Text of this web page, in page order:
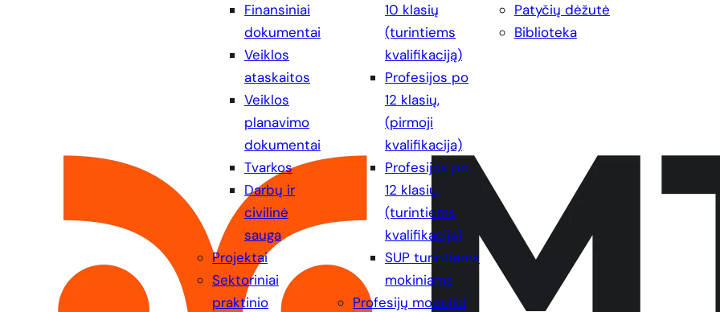
Finansiniai
dokumentai
Veiklos
ataskaitos
Veiklos
planavimo
dokumentai
Tvarkos
Darbų ir
civilinė
sauga
Projektai
Sektoriniai
praktinio
10 klasių
(turintiems
kvalifikaciją)
Profesijos po
12 klasių,
(pirmoji
kvalifikacija)
Profesijos po
12 klasių
(turintiems
kvalifikaciją)
SUP turintiems
mokiniams
Profesijų moduliai
Patyčių dėžutė
Biblioteka